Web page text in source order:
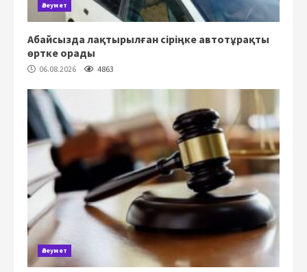
Әлеумет
Абайсызда лақтырылған сіріңке автотұрақты
өртке орады
06.08.2026 4863
Әлеумет